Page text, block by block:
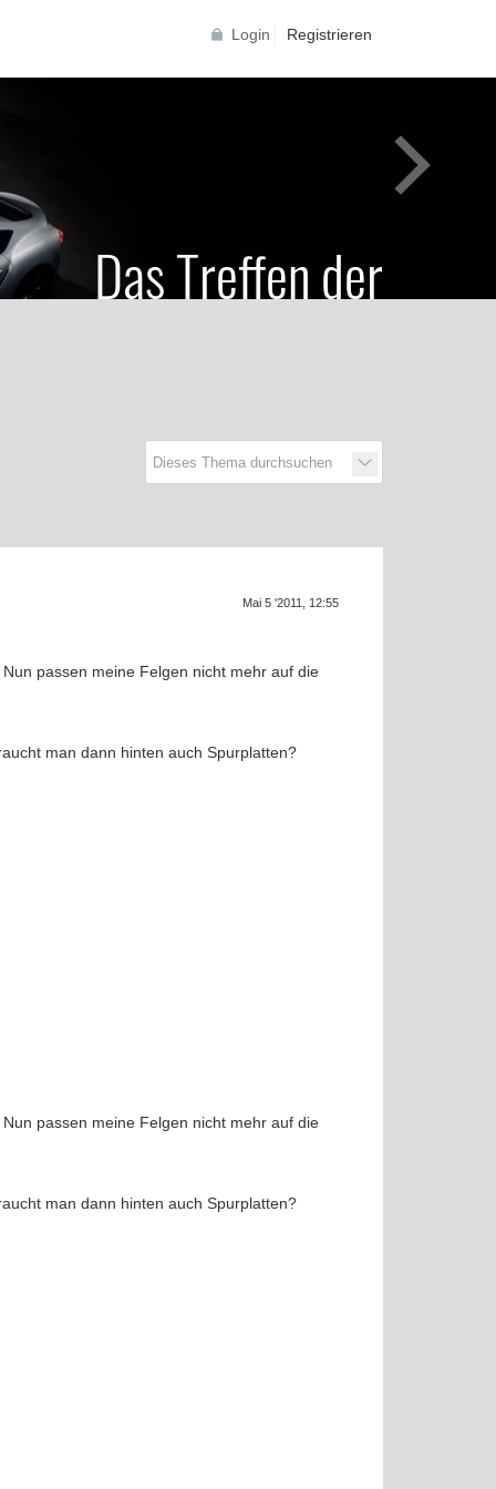
Login Registrieren
Das Treffen der
Mai 5 '2011, 12:55
passen meine Felgen nicht mehr auf die
man dann hinten auch Spurplatten?
passen meine Felgen nicht mehr auf die
man dann hinten auch Spurplatten?